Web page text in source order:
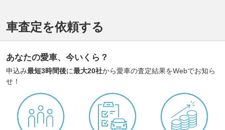
車査定を依頼する
あなたの愛車、今いくら？
申込み最短3時間後に最大20社から愛車の査定結果をWebでお知ら
せ！